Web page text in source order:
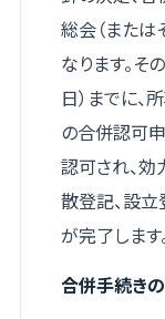
総会（また
なります。そ
日）までに、
の合併認可
認可され、効
散登記、設
が完了します
合併手続き